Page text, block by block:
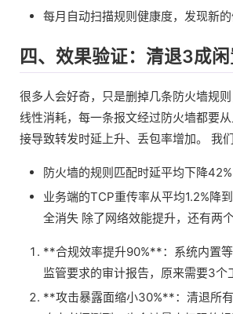
每月自动扫描规则健康度，发现新
四、效果验证：清退3成
很多人会好奇，只是删掉几条防火墙规
线性消耗，每一条报文经过防火墙都要
接导致转发时延上升、丢包率增加。 我
防火墙的规则匹配时延平均下降
业务端的TCP重传率从平均1.2%降
全消失 除了网络效能提升，还有两
**合规效率提升90%**：系统内置
监管要求的审计报告，原来需要3个
**攻击暴露面缩小30%**：清退所